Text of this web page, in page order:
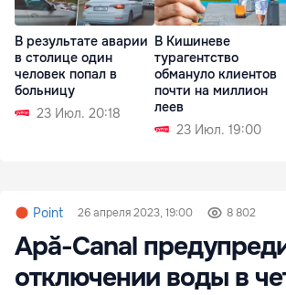
В результате аварии
в столице один
человек попал в
больницу
23 Июл. 20:18
В Кишиневе
турагентство
обмануло клиентов
почти на миллион
леев
23 Июл. 19:00
Point 26 апреля 2023, 19:00 8 802
Apă-Canal
отключении воды в